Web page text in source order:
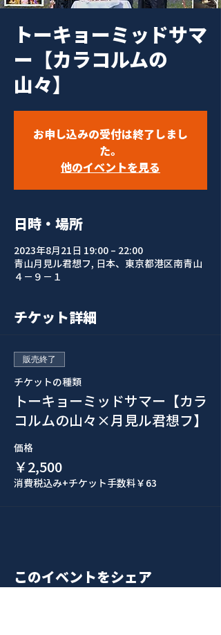
トーキョーミッドサマ
ー【カラコルムの
山々】
お申し込みの受付は終了しまし
た。
他のイベントを見る
日時・場所
2023年8月21日 19:00 – 22:00
青山月見ル君想フ, 日本、東京都港区南青山
４−９−１
チケット詳細
販売終了
チケットの種類
トーキョーミッドサマー【カラ
コルムの山々×月見ル君想フ】
価格
￥2,500
消費税込み+チケット手数料￥63
このイベントをシェア